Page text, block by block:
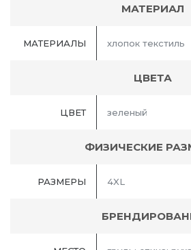
МАТЕРИАЛ
МАТЕРИАЛЫ хлопок текстиль
ЦВЕТА
ЦВЕТ зеленый
ФИЗИЧЕСКИЕ
РАЗМЕРЫ 4XL